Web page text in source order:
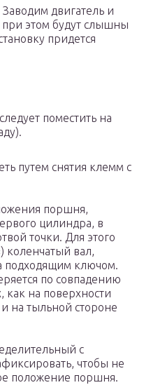
двигатель и
при этом будут слышны
придется
поместить на
путем снятия клемм с
поршня,
цилиндра, в
точки. Для этого
коленчатый вал,
подходящим ключом.
по совпадению
как на поверхности
на тыльной стороне
с
чтобы не
положение поршня.